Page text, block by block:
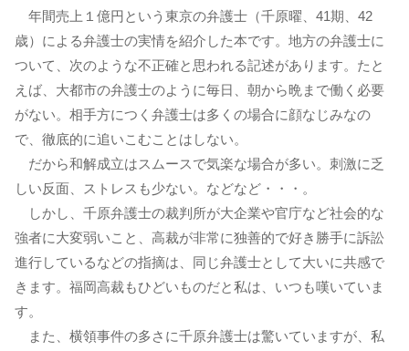
年間売上１億円という東京の弁護士（千原曜、41期、42
歳）による弁護士の実情を紹介した本です。地方の弁護士に
ついて、次のような不正確と思われる記述があります。たと
えば、大都市の弁護士のように毎日、朝から晩まで働く必要
がない。相手方につく弁護士は多くの場合に顔なじみなの
で、徹底的に追いこむことはしない。
だから和解成立はスムースで気楽な場合が多い。刺激に乏
しい反面、ストレスも少ない。などなど・・・。
しかし、千原弁護士の裁判所が大企業や官庁など社会的な
強者に大変弱いこと、高裁が非常に独善的で好き勝手に訴訟
進行しているなどの指摘は、同じ弁護士として大いに共感で
きます。福岡高裁もひどいものだと私は、いつも嘆いていま
す。
また、横領事件の多さに千原弁護士は驚いていますが、私